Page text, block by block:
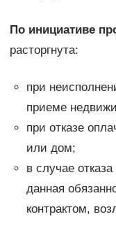
По инициативе
расторгнута:
при
приеме
при отказе
или дом;
в случае
данная
контрактом,